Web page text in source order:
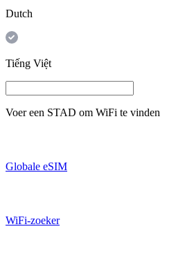
Dutch
Tiếng Việt
Voer een STAD om WiFi te vinden
Globale eSIM
WiFi-zoeker